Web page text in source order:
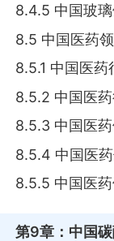
8.4.5 中国玻
8.5 中国医药
8.5.1 中国医药
8.5.2 中国医
8.5.3 中国医
8.5.4 中国医
8.5.5 中国医
第9章 ：中国